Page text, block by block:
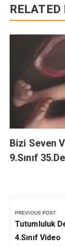
RELATED
Bizi Seven
9.Sınıf
PREVIOUS POST
Previous
Post:
Tutumluluk
4.Sınıf Video